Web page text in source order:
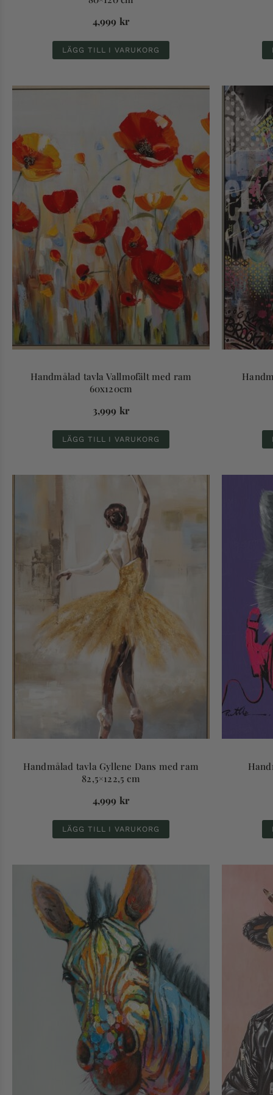
4,999 kr
LÄGG TILL I VARUKORG
Handmålad tavla Vallmofält med ram
60x120cm
3,999 kr
LÄGG TILL I VARUKORG
Handmålad tavla Gyllene Dans med ram
82,5×122,5 cm
4,999 kr
LÄGG TILL I VARUKORG